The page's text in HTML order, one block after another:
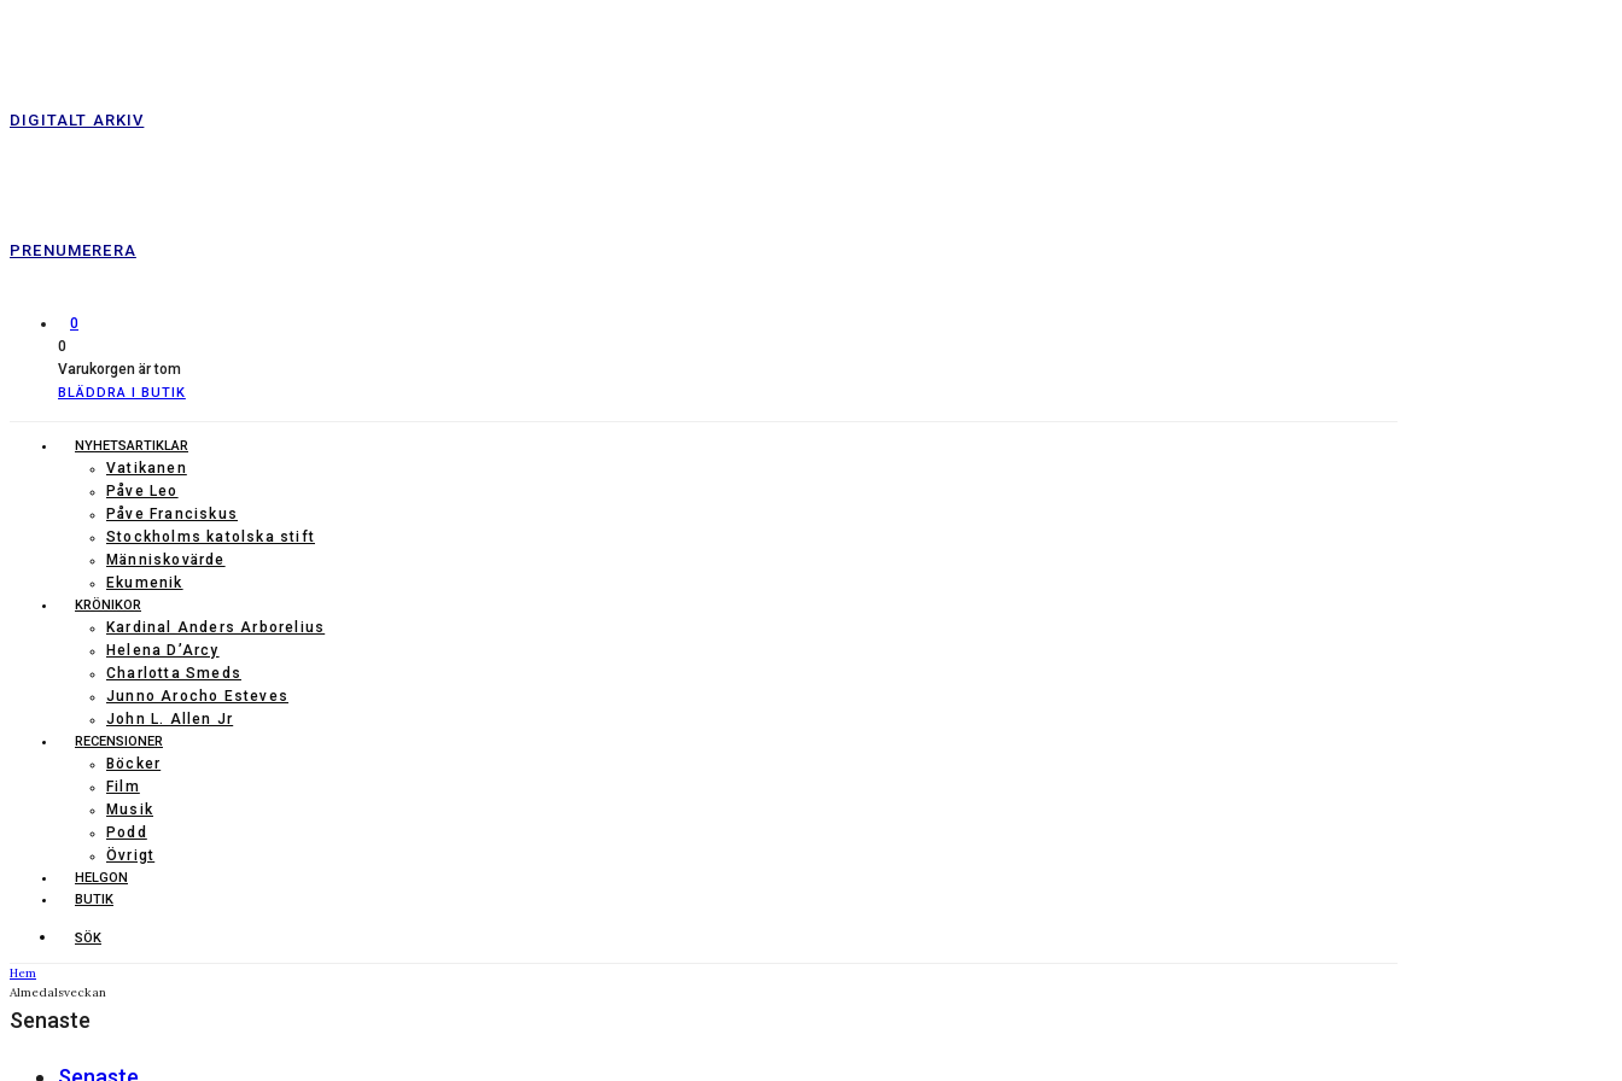
DIGITALT ARKIV
PRENUMERERA
0
0
Varukorgen är tom
BLÄDDRA I BUTIK
NYHETSARTIKLAR
Vatikanen
Påve Leo
Påve Franciskus
Stockholms katolska stift
Människovärde
Ekumenik
KRÖNIKOR
Kardinal Anders Arborelius
Helena D’Arcy
Charlotta Smeds
Junno Arocho Esteves
John L. Allen Jr
RECENSIONER
Böcker
Film
Musik
Podd
Övrigt
HELGON
BUTIK
SÖK
Hem
Almedalsveckan
Senaste